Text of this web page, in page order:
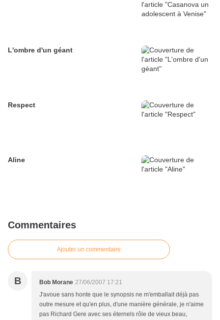
L'ombre d'un géant
Respect
Aline
Commentaires
Ajouter un commentaire
B Bob Morane 27/06/2007 17:21
J'avoue sans honte que le synopsis ne m'emballait déjà pas
outre mesure et qu'en plus, d'une manière générale, je n'aime
pas Richard Gere avec ses éternels rôle de vieux beau,